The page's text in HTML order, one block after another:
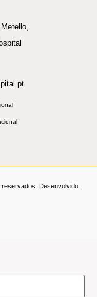
reservados. Desenvolvido